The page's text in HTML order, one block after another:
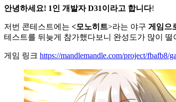
안녕하세요! 1인 개발자 D31이라고 합니다!
저번 콘테스트에는 <모노히트>라는 야구 게임으
테스트를 뒤늦게 참가했다보니 완성도가 많이
게임 링크 https://mandlemandle.com/project/fbafb8/